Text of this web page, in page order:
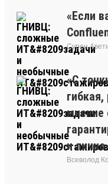
«Если
Сурен
«С
мнение
и
Всеволод